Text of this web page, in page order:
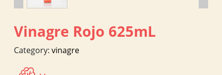
Vinagre Rojo 625mL
Category: vinagre